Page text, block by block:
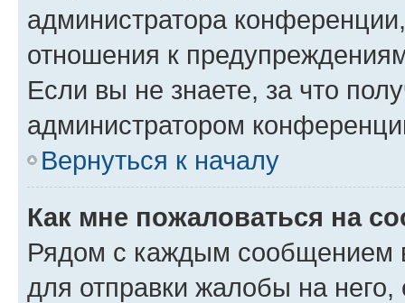
администратора
отношения к
Если вы не знаете, за что
администратором
Вернуться к началу
Как мне пожаловаться на
Рядом с каждым сообщением
для отправки жалобы на